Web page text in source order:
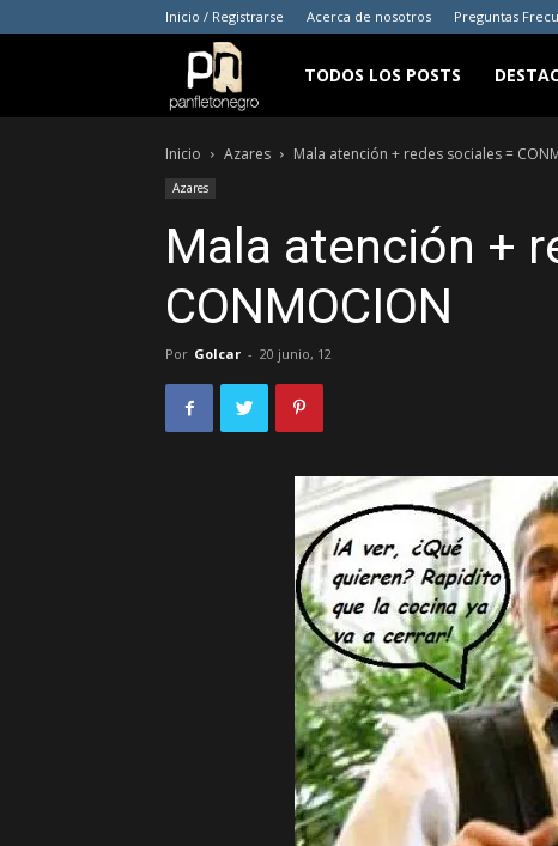
Inicio / Registrarse Acerca de nosotros Preguntas
panfletonegro
TODOS LOS POSTS
Inicio Azares Mala atención + redes sociales =
Azares
Mala atención +
CONMOCION
Por Golcar - 20 junio, 12